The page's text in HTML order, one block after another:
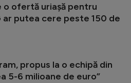
ofertă uriașă pentru
ar putea cere peste 150 de
propus la o echipă din
5-6 milioane de euro”